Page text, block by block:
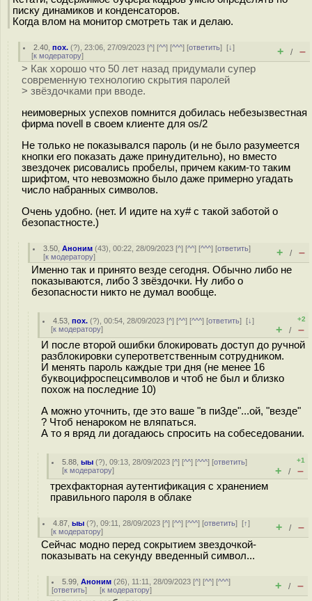
писку динамиков и конденсаторов.
Когда влом на монитор смотреть так и делаю.
2.40 ,пох. (?), 23:06, 27/09/2023 [^] [^^] [^^^] [ответить][↓]
[к модератору] + / –
> Как хорошо что 50 лет назад придумали супер
современную технологию скрытия паролей
> звёздочками при вводе.
неимоверных успехов помнится добилась небезызвестная
фирма novell в своем клиенте для os/2
Не только не показывался пароль (и не было разумеется
кнопки его показать даже принудительно), но вместо
звездочек рисовались пробелы, причем каким-то таким
шрифтом, что невозможно было даже примерно угадать
число набранных символов.
Очень удобно. (нет. И идите на xy# с такой заботой о
безопастносте.)
3.50 ,Аноним (43), 00:22, 28/09/2023 [^] [^^] [^^^] [ответить]
[к модератору] + / –
Именно так и принято везде сегодня. Обычно либо не
показываются, либо 3 звёздочки. Ну либо о
безопасности никто не думал вообще.
4.53 ,пох. (?), 00:54, 28/09/2023 [^] [^^] [^^^] [ответить][↓]
[к модератору]
+2
+ / –
И после второй ошибки блокировать доступ до ручной
разблокировки суперответственным сотрудником.
И менять пароль каждые три дня (не менее 16
буквоцифроспецсимволов и чтоб не был и близко
похож на последние 10)
А можно уточнить, где это ваше "в пи3де"...ой, "везде"
? Чтоб ненароком не вляпаться.
А то я вряд ли догадаюсь спросить на собеседовании.
5.88 ,ыы (?), 09:13, 28/09/2023 [^] [^^] [^^^] [ответить]
[к модератору]
+1
+ / –
трехфакторная аутентификация с хранением
правильного пароля в облаке
4.87 ,ыы (?), 09:11, 28/09/2023 [^] [^^] [^^^] [ответить][↑]
[к модератору] + / –
Сейчас модно перед сокрытием звездочкой-
показывать на секунду введенный символ...
5.99 ,Аноним (26), 11:11, 28/09/2023 [^] [^^] [^^^]
[ответить] [к модератору] + / –